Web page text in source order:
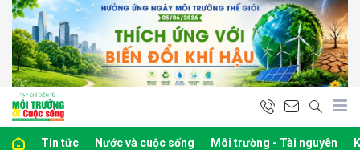
Tin tức Nước và cuộc sống Môi trường - Tài nguyên
luận